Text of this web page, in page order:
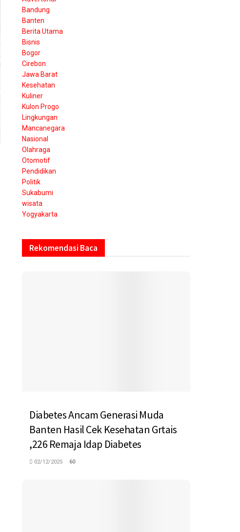
Bandung
Banten
Berita Utama
Bisnis
Bogor
Cirebon
Jawa Barat
Kesehatan
Kuliner
Kulon Progo
Lingkungan
Mancanegara
Nasional
Olahraga
Otomotif
Pendidikan
Politik
Sukabumi
wisata
Yogyakarta
Rekomendasi Baca
Diabetes Ancam Generasi Muda
Banten Hasil Cek Kesehatan Grtais
,226 Remaja Idap Diabetes
02/12/2025 60